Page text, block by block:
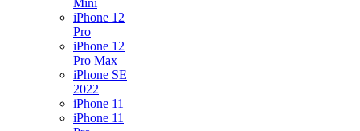
Mini
iPhone 12
Pro
iPhone 12
Pro Max
iPhone SE
2022
iPhone 11
iPhone 11